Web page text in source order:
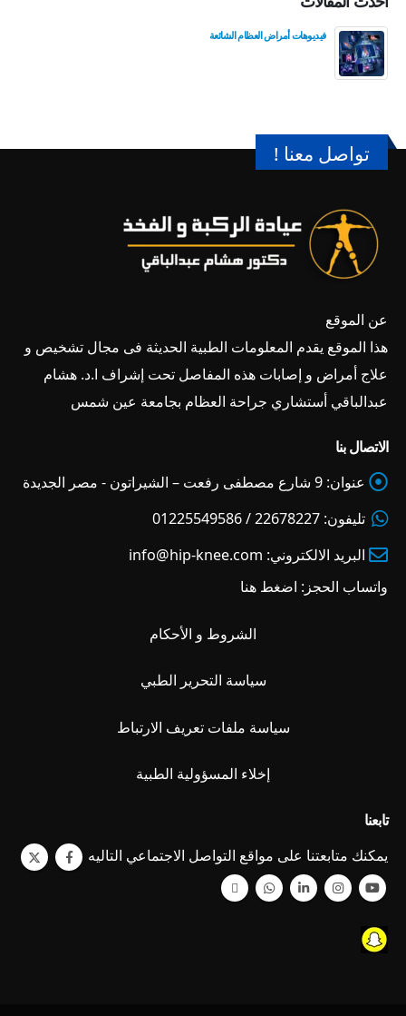
فيديوهات أمراض العظام الشائعة
تواصل معنا !
عن الموقع
هذا الموقع يقدم المعلومات الطبية الحديثة فى مجال تشخيص و
علاج أمراض و إصابات هذه المفاصل تحت إشراف ا.د. هشام
عبدالباقي أستشاري جراحة العظام بجامعة عين شمس
الاتصال بنا
عنوان: 9 شارع مصطفى رفعت – الشيراتون - مصر الجديدة
تليفون: 22678227 / 01225549586
البريد الالكتروني: info@hip-knee.com
واتساب الحجز: اضغط هنا
الشروط و الأحكام
سياسة التحرير الطبي
سياسة ملفات تعريف الارتباط
إخلاء المسؤولية الطبية
تابعنا
يمكنك متابعتنا على مواقع التواصل الاجتماعي التاليه